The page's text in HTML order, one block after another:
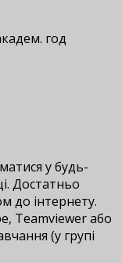
год
у будь-
Достатньо
до інтернету.
Teamviewer або
(у групі